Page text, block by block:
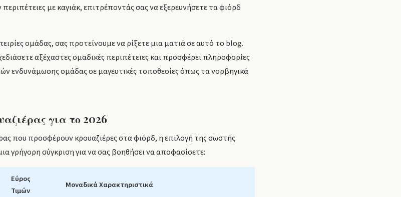
με καγιάκ, επιτρέποντάς σας να εξερευνήσετε τα φιόρδ
ομάδας, σας προτείνουμε να ρίξετε μια ματιά σεαυτό το blog.
αξέχαστες ομαδικές περιπέτειες και προσφέρει πληροφορίες
ενδυνάμωσης ομάδας σε μαγευτικές τοποθεσίες όπως τα νορβηγικά
για το 2026
που προσφέρουν κρουαζιέρες στα φιόρδ, η επιλογή της σωστής
γρήγορη σύγκριση για να σας βοηθήσει να αποφασίσετε:
Εύρος
Τιμών
Μοναδικά Χαρακτηριστικά